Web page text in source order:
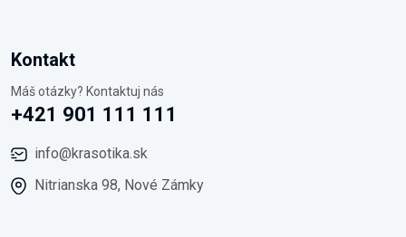
Kontakt
Máš otázky? Kontaktuj nás
+421 901 111 111
info@krasotika.sk
Nitrianska 98, Nové Zámky